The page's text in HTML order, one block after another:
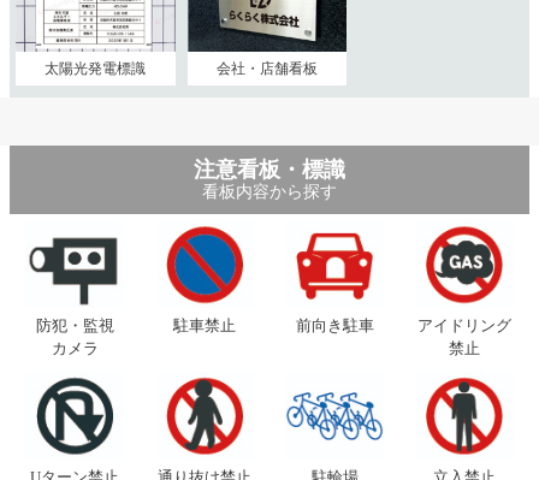
太陽光発電標識 会社・店舗看板
注意看板・標識
看板内容から探す
防犯・監視
カメラ
駐車禁止 前向き駐車
アイドリング
禁止